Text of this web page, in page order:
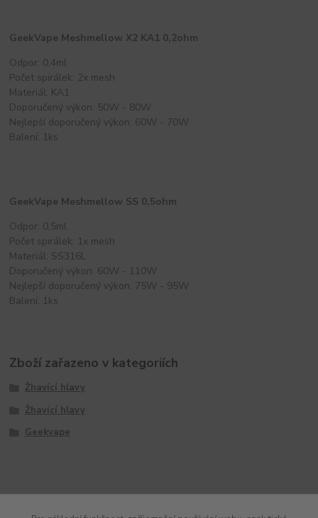
GeekVape Meshmellow X2 KA1 0,2ohm
Odpor: 0,4ml
Počet spirálek: 2x mesh
Materiál: KA1
Doporučený výkon: 50W - 80W
Nejlepší doporučený výkon: 60W - 70W
Balení: 1ks
GeekVape Meshmellow SS 0,5ohm
Odpor: 0,5ml
Počet spirálek: 1x mesh
Materiál: SS316L
Doporučený výkon: 60W - 110W
Nejlepší doporučený výkon: 75W - 95W
Balení: 1ks
Zboží zařazeno v kategoriích
Žhavící hlavy
Žhavící hlavy
Geekvape